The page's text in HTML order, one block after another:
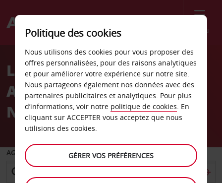
Menu
Welcome
AvisLocation de voiture
Aéroport de Pampelune
Noain
AGENCE DE DÉPART
Politique des cookies
Nous utilisons des cookies pour vous proposer des
offres personnalisées, pour des raisons analytiques
et pour améliorer votre expérience sur notre site.
Nous partageons également nos données avec des
partenaires publicitaires et analytiques. Pour plus
d’informations, voir notre politique de cookies. En
cliquant sur ACCEPTER vous acceptez que nous
utilisions des cookies.
GÉRER VOS PRÉFÉRENCES